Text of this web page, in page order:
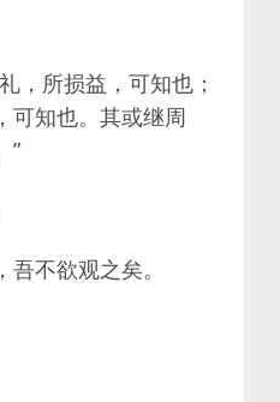
，所损益，可知也；
可知也。其或继周
”
不欲观之矣。